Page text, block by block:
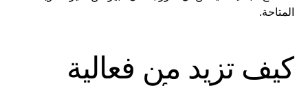
المتاحة.
كيف تزيد من فعالية